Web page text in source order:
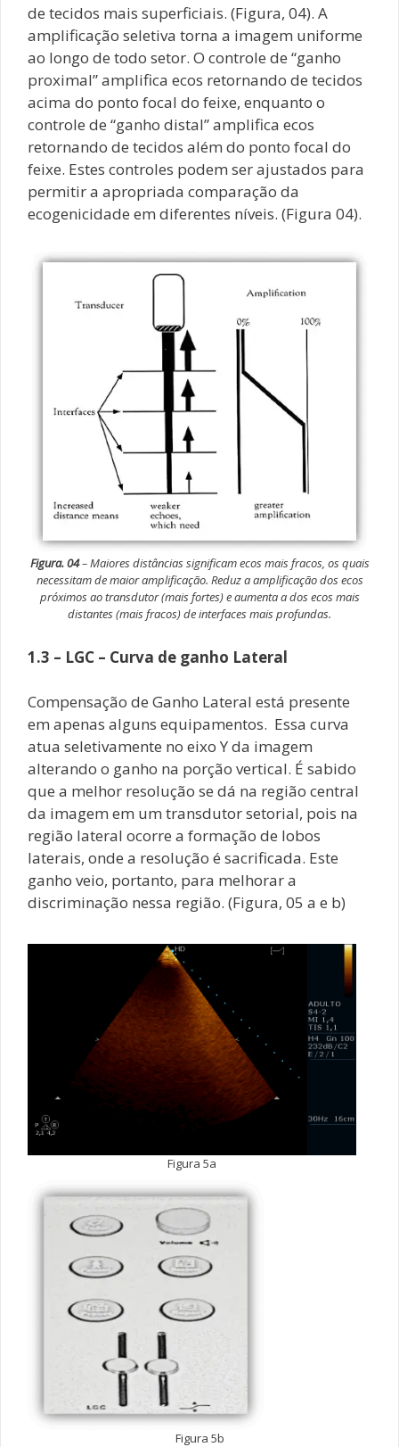
de tecidos mais superficiais. (Figura, 04). A
amplificação seletiva torna a imagem uniforme
ao longo de todo setor. O controle de “ganho
proximal” amplifica ecos retornando de tecidos
acima do ponto focal do feixe, enquanto o
controle de “ganho distal” amplifica ecos
retornando de tecidos além do ponto focal do
feixe. Estes controles podem ser ajustados para
permitir a apropriada comparação da
ecogenicidade em diferentes níveis. (Figura 04).
Figura. 04– Maiores distâncias significam ecos mais fracos, os quais
necessitam de maior amplificação. Reduz a amplificação dos ecos
próximos ao transdutor (mais fortes) e aumenta a dos ecos mais
distantes (mais fracos) de interfaces mais profundas.
1.3 – LGC – Curva de ganho Lateral
Compensação de Ganho Lateral está presente
em apenas alguns equipamentos. Essa curva
atua seletivamente no eixo Y da imagem
alterando o ganho na porção vertical. É sabido
que a melhor resolução se dá na região central
da imagem em um transdutor setorial, pois na
região lateral ocorre a formação de lobos
laterais, onde a resolução é sacrificada. Este
ganho veio, portanto, para melhorar a
discriminação nessa região. (Figura, 05 a e b)
Figura 5a
Figura 5b